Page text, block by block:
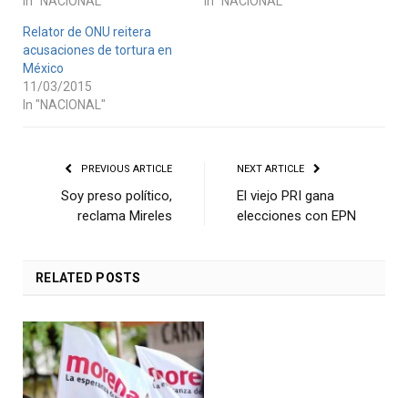
Relator de ONU reitera
acusaciones de tortura en
México
11/03/2015
In "NACIONAL"
PREVIOUS ARTICLE
Soy preso político,
reclama Mireles
NEXT ARTICLE
El viejo PRI gana
elecciones con EPN
RELATED POSTS